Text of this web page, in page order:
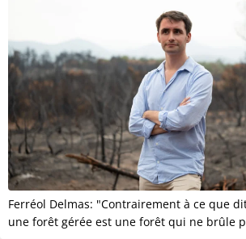
Ferréol Delmas: "Contrairement à ce que
une forêt gérée est une forêt qui ne brûle